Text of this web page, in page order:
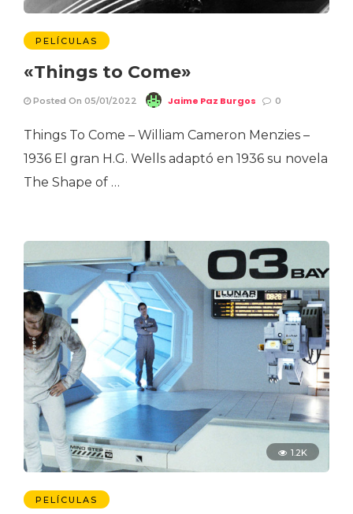
PELÍCULAS
«Things to Come»
Posted On 05/01/2022 Jaime Paz Burgos 0
Things To Come – William Cameron Menzies –
1936 El gran H.G. Wells adaptó en 1936 su novela
The Shape of …
1.2K
PELÍCULAS